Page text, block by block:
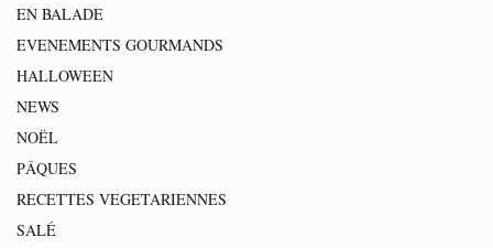
EN BALADE
EVENEMENTS GOURMANDS
HALLOWEEN
NEWS
NOËL
PÂQUES
RECETTES VEGETARIENNES
SALÉ